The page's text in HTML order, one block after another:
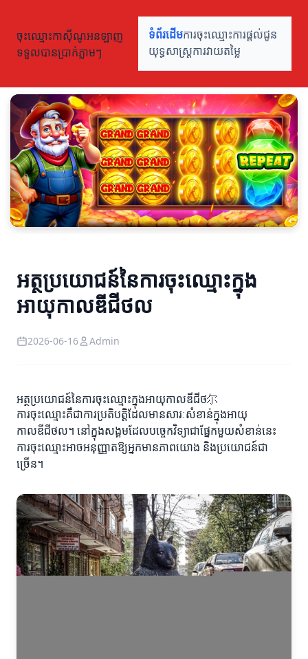
ចុះឈ្មោះកាស៊ីណូអនឡាញ
ទទួលបានប្រាក់ភ្លាមៗ
ទំព័រដើមការចុះឈ្មោះការផ្តល់ជូន
យុទ្ធសាស្ត្រការវាយតម្លៃ
អត្ថប្រយោជន៍នៃការចុះឈ្មោះក្នុង
អាយុកាលឌីជីថល
2026-06-16 Admin
អត្ថប្រយោជន៍នៃការចុះឈ្មោះក្នុងអាយុកាលឌីជីថ尔
ការចុះឈ្មោះគឺជា​ការប្រតិបត្តិដែលមានសារៈសំខាន់ក្នុងអាយុ
កាលឌីជីថល។ នៅ​ក្នុងសង្គមដែលបច្ចេកវិទ្យាជាផ្នែកមួយសំខាន់នេះ
ការចុះឈ្មោះអាចអនុញ្ញាតឱ្យអ្នកមានភាពយោង និងប្រយោជន៍ជា
ច្រើន។